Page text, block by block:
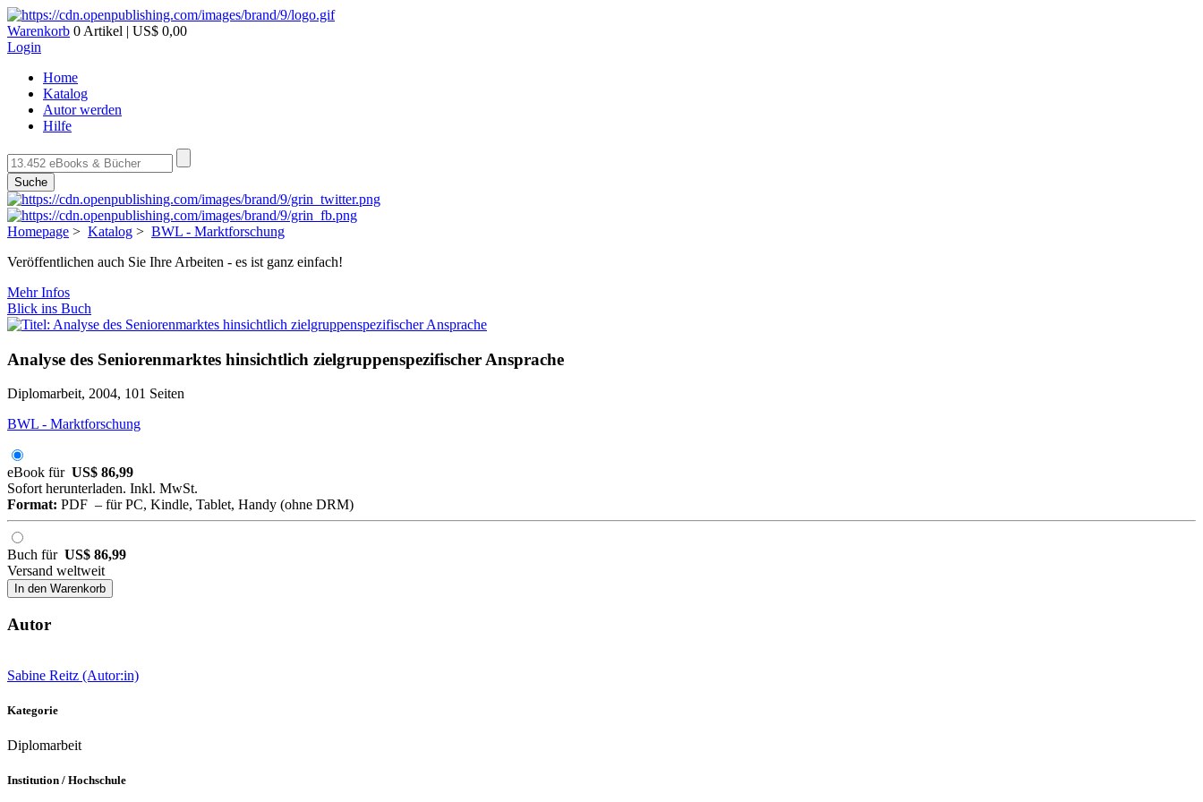
Warenkorb 0 Artikel | US$ 0,00
Login
Home
Katalog
Autor werden
Hilfe
Suche
Homepage > Katalog > BWL - Marktforschung
Veröffentlichen auch Sie Ihre Arbeiten - es ist ganz einfach!
Mehr Infos
Blick ins Buch
Analyse des Seniorenmarktes hinsichtlich zielgruppenspezifischer Ansprache
Diplomarbeit, 2004, 101 Seiten
BWL - Marktforschung
eBook für US$ 86,99
Sofort herunterladen. Inkl. MwSt.
Format: PDF – für PC, Kindle, Tablet, Handy (ohne DRM)
Buch für US$ 86,99
Versand weltweit
In den Warenkorb
Autor
Sabine Reitz (Autor:in)
Kategorie
Diplomarbeit
Institution / Hochschule